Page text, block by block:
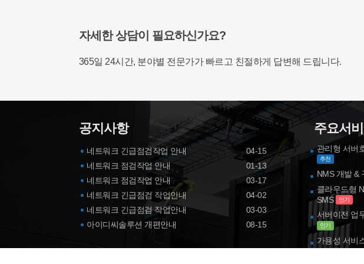
자세한 상담이 필요하신가요?
365일 24시간, 분야별 전문가가 빠르고 친절하게 답변해 드립니다.
공지사항
네트워크 긴급점검작업 안내
04-15
네트워크 점검작업 안내
01-13
네트워크 점검작업 안내
03-17
네트워크 긴급점검 작업안내
04-02
네트워크 긴급점검 작업안내
03-03
아이디씨솔루션 개편안내
08-15
주요서
관리형 서버
추천
NMS 개발 &
클라우드형
SMS
인기
서버이전 업
인기
가용성 서비